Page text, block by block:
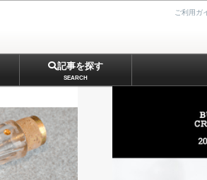
ご利用ガ
記事を探す
SEARCH